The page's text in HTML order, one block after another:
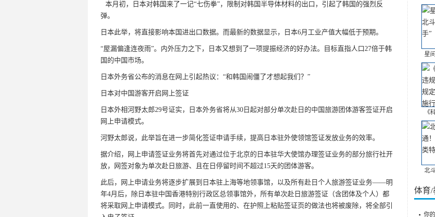
本月初，日本对韩国来了一记“七伤拳”，限制对韩国半导体材料的出口，引起了韩国的强烈反
弹。
日本此举，将直接影响本国进出口数据。而最新的数据显示，日本6月工业产值大幅低于预期。
“屋漏偏逢连夜雨”。内外压力之下，日本又想到了一项提振经济的好办法。目标直指人口27倍于韩
国的中国市场。
日本外务省公布的消息在网上引起热议：“和韩国闹僵了才想起我们？”
日本对中国游客开启网上签证
日本外相河野太郎29号证实，日本外务省将从30日起对部分单次赴日的中国旅游团体游客签证开启
网上申请模式。
河野太郎说，此举旨在进一步简化签证申请手续，提高日本驻外使领馆签证发放业务的效率。
据介绍，网上申请签证业务将首先对通过位于北京的日本驻华大使馆办理签证业务的部分旅行社开
放，网签对象为单次赴日旅游、且在日停留时间不超过15天的团体游客。
此后，网上申请业务将逐步扩展到日本驻上海等地领事馆，以及所有赴日个人旅游签证业务——明
年4月后，除日本驻中国香港特别行政区总领事馆外，所有单次赴日旅游签证（含团体及个人）都
将采取网上申请模式。同时，此前一直使用的、在护照上粘贴签证页的做法也将被废除，将全部引
星
《
北
体育/
你